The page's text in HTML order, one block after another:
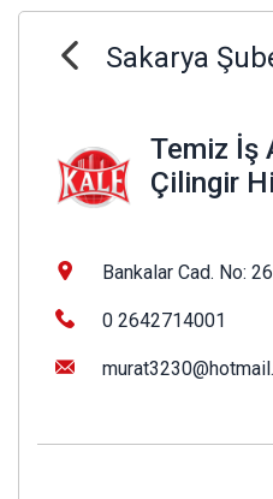
Sakarya
Temiz İş
Çilingir
Bankalar Cad. No:
0 2642714001